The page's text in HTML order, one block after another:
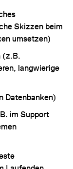
Skizzen beim
umsetzen)
(z.B.
langwierige
Datenbanken)
im Support